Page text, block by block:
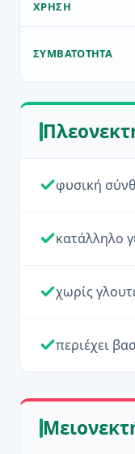
ΧΡΉΣΗ
ΣΥΜΒΑΤΌΤΗΤΑ
φυσική
κατάλληλο
χωρίς
περιέχει